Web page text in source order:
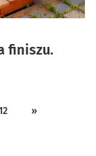
finiszu.
»